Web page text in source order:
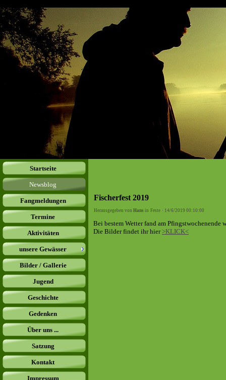
Startseite
Newsblog
Fangmeldungen
Termine
Aktivitäten
unsere Gewässer
Bilder / Gallerie
Jugend
Geschichte
Gedenken
Über uns ...
Satzung
Kontakt
Impressum
Fischerfest 2019
Herausgegeben von Hans in Feste · 14/6/2019 00:10:00
Bei bestem Wetter fand am Pfingstwochenende
Die Bilder findet ihr hier>KLICK<